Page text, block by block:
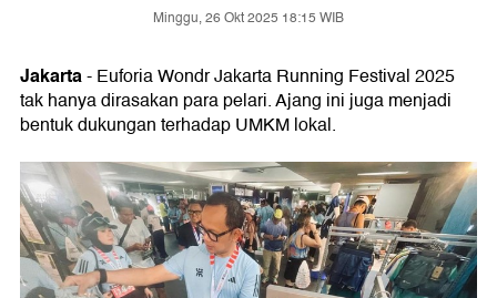
Minggu, 26 Okt 2025 18:15 WIB
Jakarta- Euforia Wondr Jakarta Running Festival 2025
tak hanya dirasakan para pelari. Ajang ini juga menjadi
bentuk dukungan terhadap UMKM lokal.